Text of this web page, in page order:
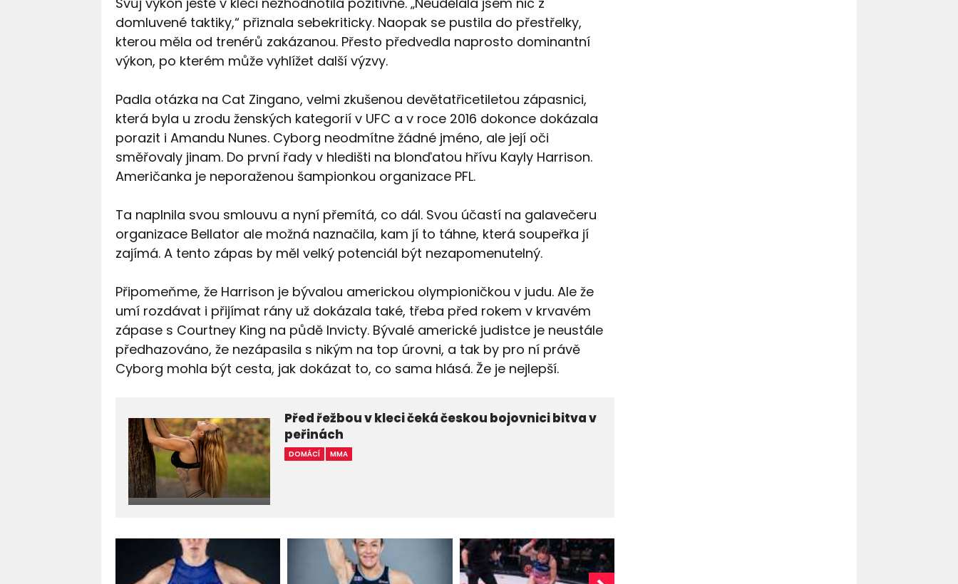
domluvené taktiky,“ přiznala sebekriticky. Naopak se pustila do přestřelky,
kterou měla od trenérů zakázanou. Přesto předvedla naprosto dominantní
výkon, po kterém může vyhlížet další výzvy.
Padla otázka na Cat Zingano, velmi zkušenou devětatřicetiletou zápasnici,
která byla u zrodu ženských kategorií v UFC a v roce 2016 dokonce dokázala
porazit i Amandu Nunes. Cyborg neodmítne žádné jméno, ale její oči
směřovaly jinam. Do první řady v hledišti na blonďatou hřívu Kayly Harrison.
Američanka je neporaženou šampionkou organizace PFL.
Ta naplnila svou smlouvu a nyní přemítá, co dál. Svou účastí na galavečeru
organizace Bellator ale možná naznačila, kam jí to táhne, která soupeřka jí
zajímá. A tento zápas by měl velký potenciál být nezapomenutelný.
Připomeňme, že Harrison je bývalou americkou olympioničkou v judu. Ale že
umí rozdávat i přijímat rány už dokázala také, třeba před rokem v krvavém
zápase s Courtney King na půdě Invicty. Bývalé americké judistce je neustále
předhazováno, že nezápasila s nikým na top úrovni, a tak by pro ní právě
Cyborg mohla být cesta, jak dokázat to, co sama hlásá. Že je nejlepší.
Před řežbou v kleci čeká českou bojovnici bitva v
peřinách
DOMÁCÍ MMA